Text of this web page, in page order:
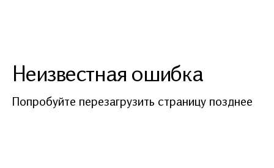
Неизвестная ошибка
Попробуйте перезагрузить страницу позднее